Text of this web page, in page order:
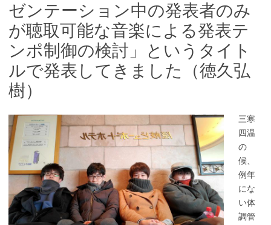
ゼンテーション中の発表者のみ
が聴取可能な音楽による発表テ
ンポ制御の検討」というタイト
ルで発表してきました（徳久弘
樹）
三寒
四温
の
候、
例年
にな
い体
調管